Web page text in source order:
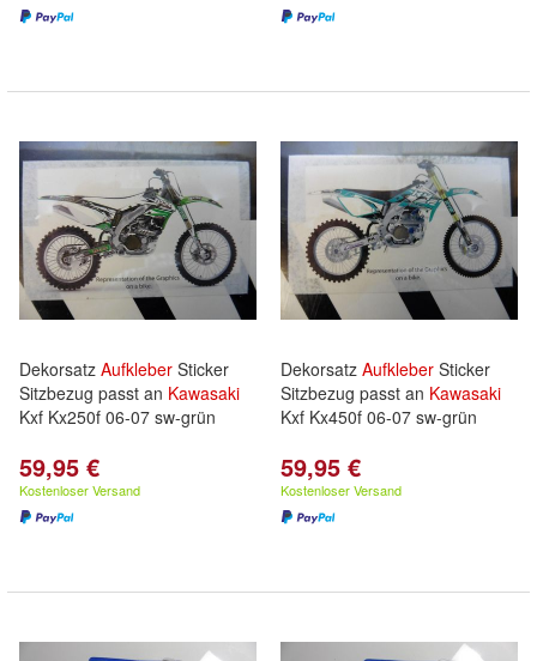
Dekorsatz Aufkleber Sticker
Sitzbezug passt an Kawasaki
Kxf Kx250f 06-07 sw-grün
59,95 €
Kostenloser Versand
Dekorsatz Aufkleber Sticker
Sitzbezug passt an Kawasaki
Kxf Kx450f 06-07 sw-grün
59,95 €
Kostenloser Versand